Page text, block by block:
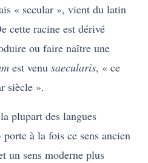
« secular », vient du latin
cette racine est dérivé
ou faire naître une
est venusaecularis, « ce
siècle ».
plupart des langues
à la fois ce sens ancien
sens moderne plus